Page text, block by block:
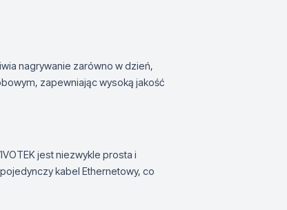
nagrywanie zarówno w dzień,
zapewniając wysoką jakość
jest niezwykle prosta i
kabel Ethernetowy, co